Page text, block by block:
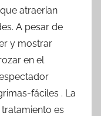
atraerían
A pesar de
y mostrar
en el
fáciles . La
es